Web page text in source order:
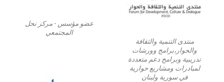
عضو مؤسس - مركز نحل
المجتمعي
منتدى التنمية والثقافة
والحوار،برامج وورشات
تدريبية وبرامج دعم متعددة
لمبادرات ومشاريع حوارية
في سورية ولبنان